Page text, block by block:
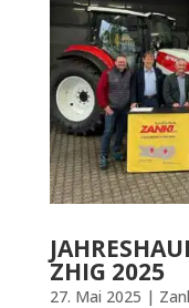
ZHIG 2025
27. Mai 2025 |